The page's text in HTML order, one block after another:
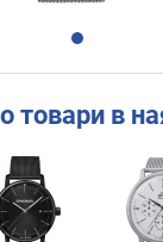
в